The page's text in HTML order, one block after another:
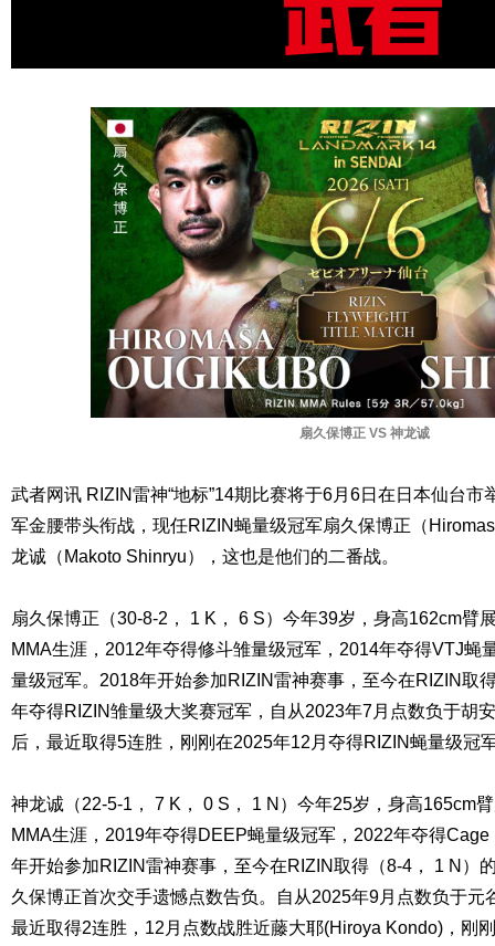
扇久保博正 VS 神龙诚
武者网讯 RIZIN雷神“地标”14期比赛将于6月6日在日本仙台市
军金腰带头衔战，现任RIZIN蝇量级冠军扇久保博正（
龙诚（Makoto Shinryu），这也是他们的二番战。
扇久保博正（30-8-2， 1 K， 6 S）今年39岁，身高162cm臂
MMA生涯，2012年夺得修斗雏量级冠军，2014年夺得VTJ蝇
量级冠军。2018年开始参加RIZIN雷神赛事，至今在RIZIN取
年夺得RIZIN雏量级大奖赛冠军，自从2023年7月点数负于胡
后，最近取得5连胜，刚刚在2025年12月夺得RIZIN蝇量级冠
神龙诚（22-5-1， 7 K， 0 S， 1 N）今年25岁，身高165cm
MMA生涯，2019年夺得DEEP蝇量级冠军，2022年夺得
年开始参加RIZIN雷神赛事，至今在RIZIN取得（8-4， 1 N）
久保博正首次交手遗憾点数告负。自从2025年9月点数负于元
最近取得2连胜，12月点数战胜近藤大耶(Hiroya Kondo)，刚